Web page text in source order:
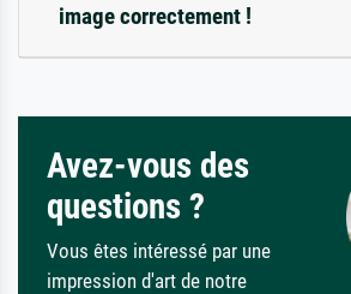
image correctement !
Avez-vous des
questions ?
Vous êtes intéressé par une
impression d'art de notre